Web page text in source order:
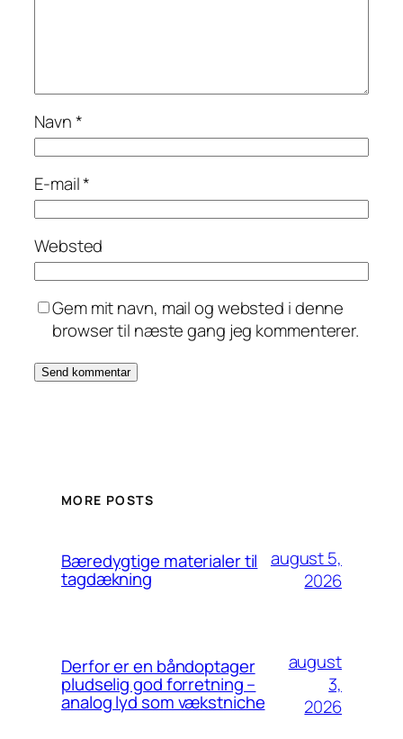
Navn*
E-mail*
Websted
Gem mit navn, mail og websted i denne
browser til næste gang jeg kommenterer.
MORE POSTS
Bæredygtige materialer til
tagdækning
august 5,
2026
Derfor er en båndoptager
pludselig god forretning –
analog lyd som vækstniche
august
3,
2026